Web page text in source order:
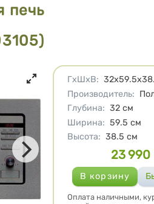
печь
Характеристики
ГхШхВ:
Производитель:
Глубина: 32 см
Ширина: 59.5 см
Высота: 38.5 см
Цена
23 990
Оплата наличными,